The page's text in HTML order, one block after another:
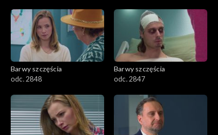
Barwy szczęścia
odc. 2848
Barwy szczęścia
odc. 2847